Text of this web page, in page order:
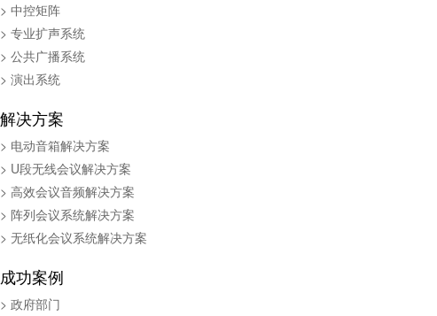
> 中控矩阵
> 专业扩声系统
> 公共广播系统
> 演出系统
解决方案
> 电动音箱解决方案
> U段无线会议解决方案
> 高效会议音频解决方案
> 阵列会议系统解决方案
> 无纸化会议系统解决方案
成功案例
> 政府部门